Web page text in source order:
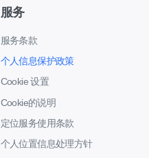
服务
服务条款
个人信息保护政策
Cookie 设置
Cookie的说明
定位服务使用条款
个人位置信息处理方针